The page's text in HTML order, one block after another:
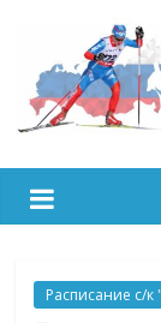
Расписание с/к